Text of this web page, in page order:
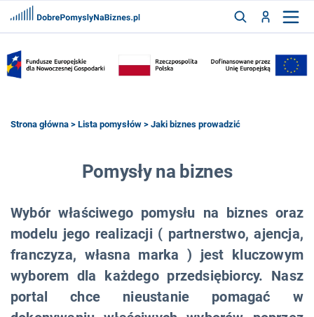
ZALOGUJ
ZAREJESTRUJ
FRANCZYZY
Strona główna > Lista pomysłów > Jaki biznes prowadzić
Pomysły na biznes
Wybór właściwego pomysłu na biznes oraz
modelu jego realizacji ( partnerstwo, ajencja,
franczyza, własna marka ) jest kluczowym
wyborem dla każdego przedsiębiorcy. Nasz
portal chce nieustanie pomagać w